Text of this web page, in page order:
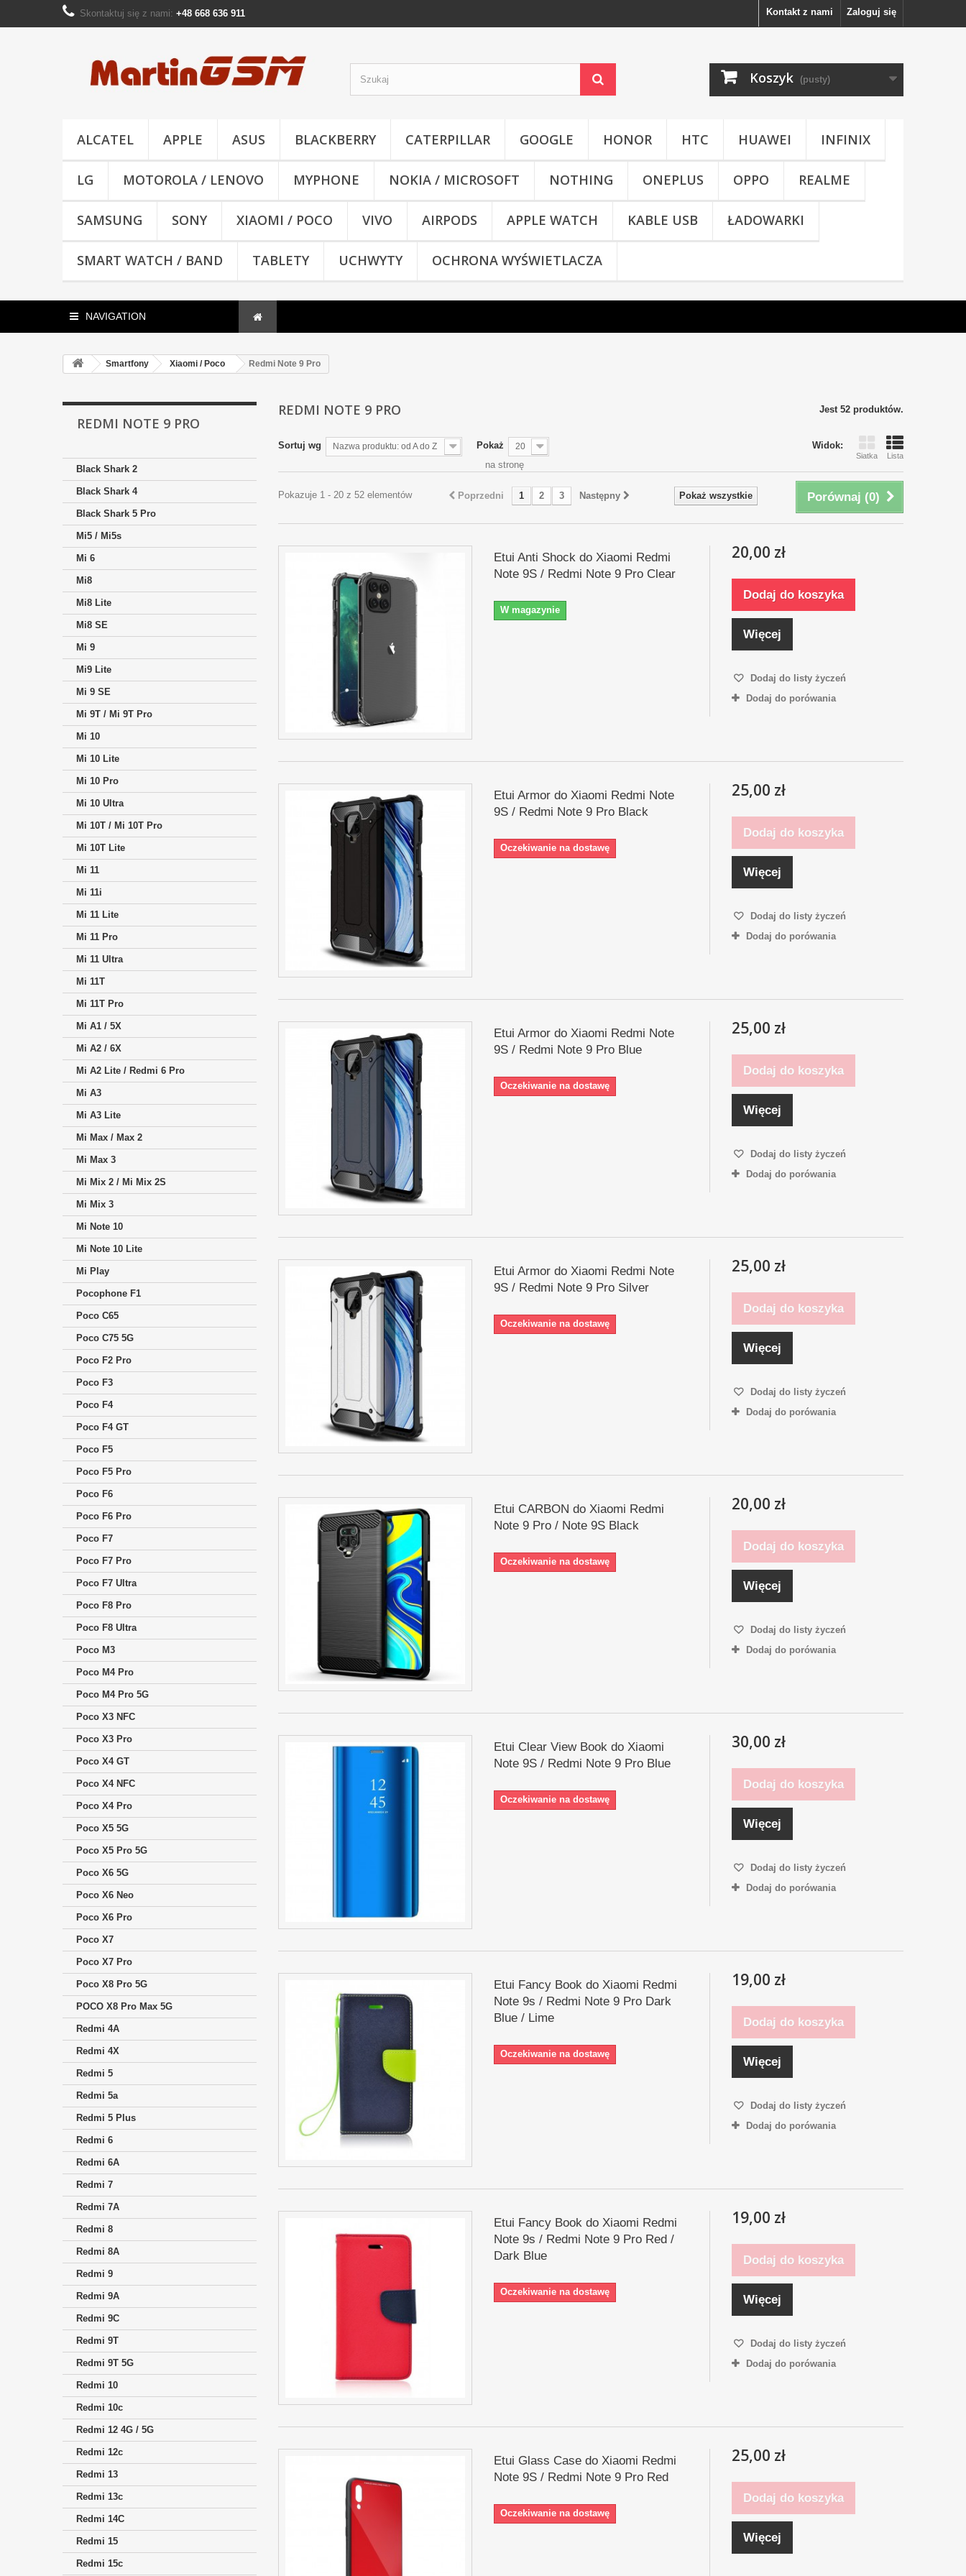
Zaloguj się
Kontakt z nami
Skontaktuj się z nami: +48 668 636 911
Koszyk (pusty)
ALCATEL APPLE ASUS BLACKBERRY CATERPILLAR GOOGLE HONOR HTC HUAWEI INFINIX
LG MOTOROLA / LENOVO MYPHONE NOKIA / MICROSOFT NOTHING ONEPLUS OPPO REALME
SAMSUNG SONY XIAOMI / POCO VIVO AIRPODS APPLE WATCH KABLE USB ŁADOWARKI
SMART WATCH / BAND TABLETY UCHWYTY OCHRONA WYŚWIETLACZA
NAVIGATION
Smartfony Xiaomi / Poco Redmi Note 9 Pro
REDMI NOTE 9 PRO
Black Shark 2
Black Shark 4
Black Shark 5 Pro
Mi5 / Mi5s
Mi 6
Mi8
Mi8 Lite
Mi8 SE
Mi 9
Mi9 Lite
Mi 9 SE
Mi 9T / Mi 9T Pro
Mi 10
Mi 10 Lite
Mi 10 Pro
Mi 10 Ultra
Mi 10T / Mi 10T Pro
Mi 10T Lite
Mi 11
Mi 11i
Mi 11 Lite
Mi 11 Pro
Mi 11 Ultra
Mi 11T
Mi 11T Pro
Mi A1 / 5X
Mi A2 / 6X
Mi A2 Lite / Redmi 6 Pro
Mi A3
Mi A3 Lite
Mi Max / Max 2
Mi Max 3
Mi Mix 2 / Mi Mix 2S
Mi Mix 3
Mi Note 10
Mi Note 10 Lite
Mi Play
Pocophone F1
Poco C65
Poco C75 5G
Poco F2 Pro
Poco F3
Poco F4
Poco F4 GT
Poco F5
Poco F5 Pro
Poco F6
Poco F6 Pro
Poco F7
Poco F7 Pro
Poco F7 Ultra
Poco F8 Pro
Poco F8 Ultra
Poco M3
Poco M4 Pro
Poco M4 Pro 5G
Poco X3 NFC
Poco X3 Pro
Poco X4 GT
Poco X4 NFC
Poco X4 Pro
Poco X5 5G
Poco X5 Pro 5G
Poco X6 5G
Poco X6 Neo
Poco X6 Pro
Poco X7
Poco X7 Pro
Poco X8 Pro 5G
POCO X8 Pro Max 5G
Redmi 4A
Redmi 4X
Redmi 5
Redmi 5a
Redmi 5 Plus
Redmi 6
Redmi 6A
Redmi 7
Redmi 7A
Redmi 8
Redmi 8A
Redmi 9
Redmi 9A
Redmi 9C
Redmi 9T
Redmi 9T 5G
Redmi 10
Redmi 10c
Redmi 12 4G / 5G
Redmi 12c
Redmi 13
Redmi 13c
Redmi 14C
Redmi 15
Redmi 15c
REDMI NOTE 9 PRO Jest 52 produktów.
Widok:
Siatka Lista
Sortuj wg Nazwa produktu: od A do Z Pokaż 20
na stronę
Porównaj (0)
Pokaż wszystkie
Poprzedni 1 2 3 Następny
Pokazuje 1 - 20 z 52 elementów
Etui Anti Shock do Xiaomi Redmi
Note 9S / Redmi Note 9 Pro Clear
W magazynie
20,00 zł
Dodaj do koszyka
Więcej
Dodaj do listy życzeń
Dodaj do porówania
Etui Armor do Xiaomi Redmi Note
9S / Redmi Note 9 Pro Black
Oczekiwanie na dostawę
25,00 zł
Dodaj do koszyka
Więcej
Dodaj do listy życzeń
Dodaj do porówania
Etui Armor do Xiaomi Redmi Note
9S / Redmi Note 9 Pro Blue
Oczekiwanie na dostawę
25,00 zł
Dodaj do koszyka
Więcej
Dodaj do listy życzeń
Dodaj do porówania
Etui Armor do Xiaomi Redmi Note
9S / Redmi Note 9 Pro Silver
Oczekiwanie na dostawę
25,00 zł
Dodaj do koszyka
Więcej
Dodaj do listy życzeń
Dodaj do porówania
Etui CARBON do Xiaomi Redmi
Note 9 Pro / Note 9S Black
Oczekiwanie na dostawę
20,00 zł
Dodaj do koszyka
Więcej
Dodaj do listy życzeń
Dodaj do porówania
Etui Clear View Book do Xiaomi
Note 9S / Redmi Note 9 Pro Blue
Oczekiwanie na dostawę
30,00 zł
Dodaj do koszyka
Więcej
Dodaj do listy życzeń
Dodaj do porówania
Etui Fancy Book do Xiaomi Redmi
Note 9s / Redmi Note 9 Pro Dark
Blue / Lime
Oczekiwanie na dostawę
19,00 zł
Dodaj do koszyka
Więcej
Dodaj do listy życzeń
Dodaj do porówania
Etui Fancy Book do Xiaomi Redmi
Note 9s / Redmi Note 9 Pro Red /
Dark Blue
Oczekiwanie na dostawę
19,00 zł
Dodaj do koszyka
Więcej
Dodaj do listy życzeń
Dodaj do porówania
Etui Glass Case do Xiaomi Redmi
Note 9S / Redmi Note 9 Pro Red
Oczekiwanie na dostawę
25,00 zł
Dodaj do koszyka
Więcej